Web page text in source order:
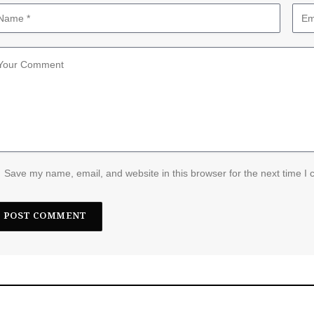
Save my name, email, and website in this browser for the next time I